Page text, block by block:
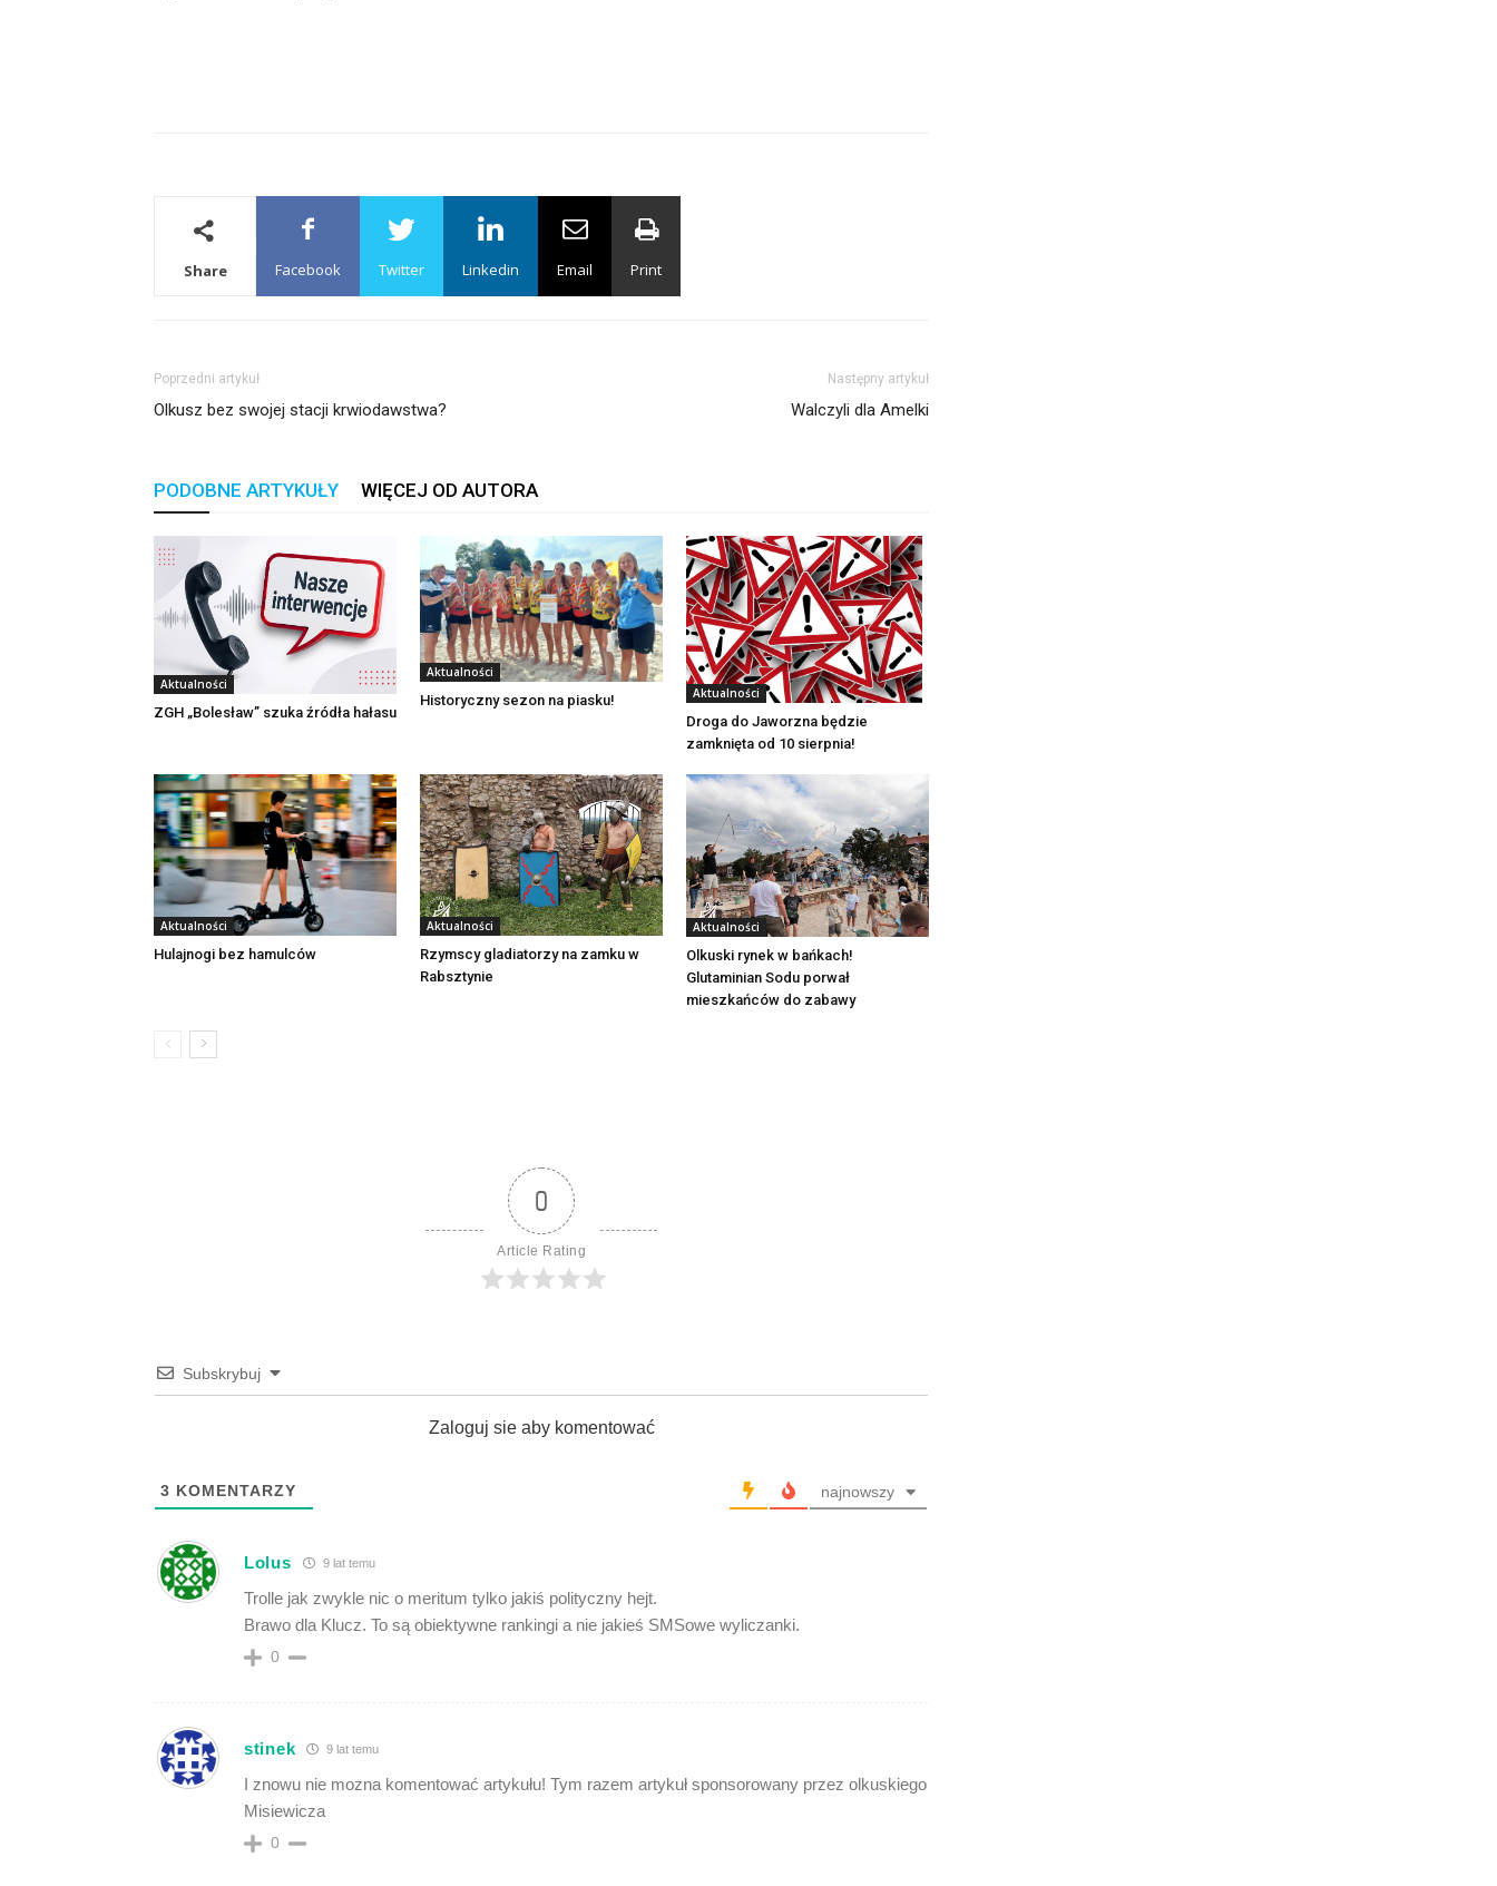
Share Facebook Twitter Linkedin Email Print
Poprzedni artykuł
Olkusz bez swojej stacji krwiodawstwa?
Następny artykuł
Walczyli dla Amelki
PODOBNE ARTYKUŁY WIĘCEJ OD AUTORA
Aktualności
ZGH „Bolesław” szuka źródła hałasu
Aktualności
Historyczny sezon na piasku! Aktualności
Droga do Jaworzna będzie
zamknięta od 10 sierpnia!
Aktualności
Hulajnogi bez hamulców
Aktualności
Rzymscy gladiatorzy na zamku w
Rabsztynie
Aktualności
Olkuski rynek w bańkach!
Glutaminian Sodu porwał
mieszkańców do zabawy
0
Article Rating
Subskrybuj
Zaloguj sie aby komentować
3 KOMENTARZY najnowszy
Lolus 9 lat temu
Trolle jak zwykle nic o meritum tylko jakiś polityczny hejt.
Brawo dla Klucz. To są obiektywne rankingi a nie jakieś SMSowe wyliczanki.
0
stinek 9 lat temu
I znowu nie mozna komentować artykułu! Tym razem artykuł sponsorowany przez olkuskiego
Misiewicza
0